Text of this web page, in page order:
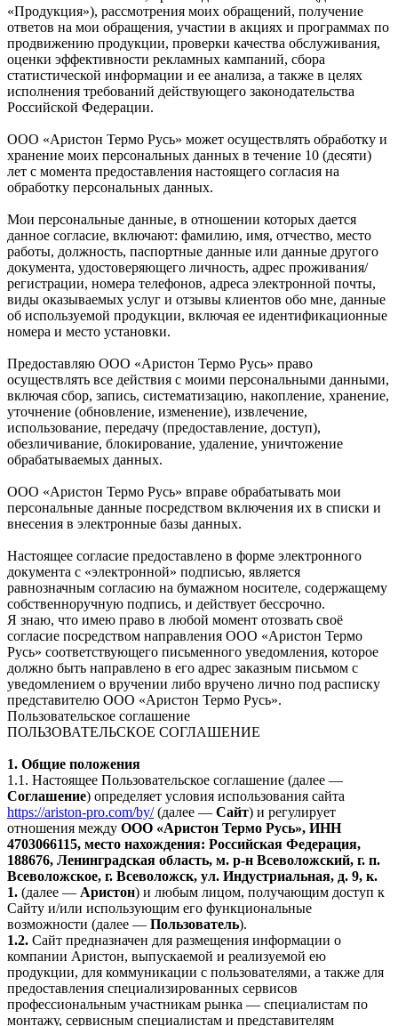
«Продукция»), рассмотрения моих обращений, получение
ответов на мои обращения, участии в акциях и программах по
продвижению продукции, проверки качества обслуживания,
оценки эффективности рекламных кампаний, сбора
статистической информации и ее анализа, а также в целях
исполнения требований действующего законодательства
Российской Федерации.
ООО «Аристон Термо Русь» может осуществлять обработку и
хранение моих персональных данных в течение 10 (десяти)
лет с момента предоставления настоящего согласия на
обработку персональных данных.
Мои персональные данные, в отношении которых дается
данное согласие, включают: фамилию, имя, отчество, место
работы, должность, паспортные данные или данные другого
документа, удостоверяющего личность, адрес проживания/
регистрации, номера телефонов, адреса электронной почты,
виды оказываемых услуг и отзывы клиентов обо мне, данные
об используемой продукции, включая ее идентификационные
номера и место установки.
Предоставляю ООО «Аристон Термо Русь» право
осуществлять все действия с моими персональными данными,
включая сбор, запись, систематизацию, накопление, хранение,
уточнение (обновление, изменение), извлечение,
использование, передачу (предоставление, доступ),
обезличивание, блокирование, удаление, уничтожение
обрабатываемых данных.
ООО «Аристон Термо Русь» вправе обрабатывать мои
персональные данные посредством включения их в списки и
внесения в электронные базы данных.
Настоящее согласие предоставлено в форме электронного
документа с «электронной» подписью, является
равнозначным согласию на бумажном носителе, содержащему
собственноручную подпись, и действует бессрочно.
Я знаю, что имею право в любой момент отозвать своё
согласие посредством направления ООО «Аристон Термо
Русь» соответствующего письменного уведомления, которое
должно быть направлено в его адрес заказным письмом с
уведомлением о вручении либо вручено лично под расписку
представителю ООО «Аристон Термо Русь».
Пользовательское соглашение
ПОЛЬЗОВАТЕЛЬСКОЕ СОГЛАШЕНИЕ
1. Общие положения
1.1. Настоящее Пользовательское соглашение (далее —
Соглашение) определяет условия использования сайта
https://ariston-pro.com/by/(далее — Сайт) и регулирует
отношения между ООО «Аристон Термо Русь», ИНН
4703066115, место нахождения: Российская Федерация,
188676, Ленинградская область, м. р-н Всеволожский, г. п.
Всеволожское, г. Всеволожск, ул. Индустриальная, д. 9, к.
1. (далее — Аристон) и любым лицом, получающим доступ к
Сайту и/или использующим его функциональные
возможности (далее — Пользователь).
1.2. Сайт предназначен для размещения информации о
компании Аристон, выпускаемой и реализуемой ею
продукции, для коммуникации с пользователями, а также для
предоставления специализированных сервисов
профессиональным участникам рынка — специалистам по
монтажу, сервисным специалистам и представителям